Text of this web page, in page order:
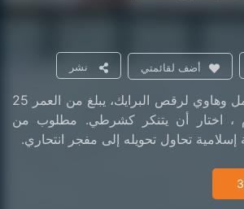
أضف لقائمتي نشر
"بهتا" عاطل عن العمل وهاوي لرقص البرايك، يبلغ من العمر 25
، اختار أن يتنكر كشرطي. مطلوب من
تحاول تحويله إلى مفجر انتحاري.